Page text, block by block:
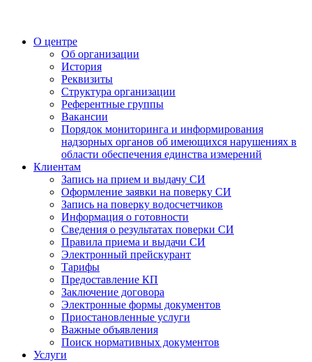
О центре
Об организации
История
Реквизиты
Структура организации
Референтные группы
Вакансии
Порядок мониторинга и информирования
надзорных органов об имеющихся нарушениях в
области обеспечения единства измерений
Клиентам
Запись на прием и выдачу СИ
Оформление заявки на поверку СИ
Запись на поверку водосчетчиков
Информация о готовности
Сведения о результатах поверки СИ
Правила приема и выдачи СИ
Электронный прейскурант
Тарифы
Предоставление КП
Заключение договора
Электронные формы документов
Приостановленные услуги
Важные объявления
Поиск нормативных документов
Услуги